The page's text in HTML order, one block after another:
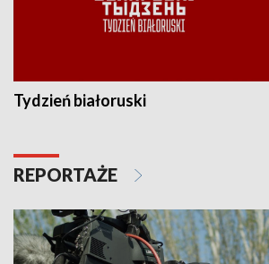
Tydzień białoruski
REPORTAŻE